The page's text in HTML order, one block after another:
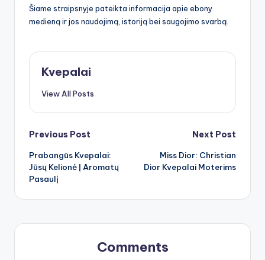
Šiame straipsnyje pateikta informacija apie ebony
medieną ir jos naudojimą, istoriją bei saugojimo svarbą.
Kvepalai
View All Posts
Post
navigation
Previous Post
Prabangūs Kvepalai:
Jūsų Kelionė Į Aromatų
Pasaulį
Next Post
Miss Dior: Christian
Dior Kvepalai Moterims
Comments